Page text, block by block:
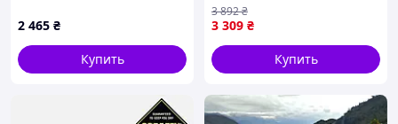
демисезонные черные с
серым 43 (27,0 см)
2 465 ₴
Купить
замшеві чорні демісезонні
базові
3 309 ₴
3 892₴
Купить